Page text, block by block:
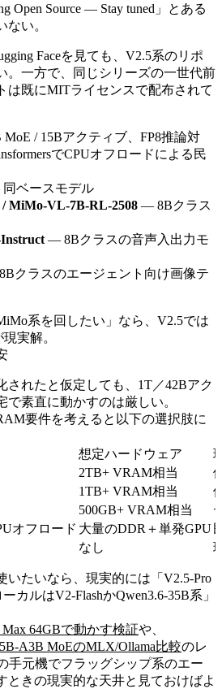
Open Source — Stay tuned」とある
い。
Faceを見ても、V2.5系のリポ
。一方で、同じシリーズの一世代前
は既にMITライセンスで配布されて
/ 15Bアクティブ、FP8推論対
でCPUオフロードによる民
ベースモデル
MiMo-VL-7B-RL-2508 — 8Bクラス
— 8Bクラスの音声入出力モ
クラスのエージェント向け画像テ
系を回したい」なら、V2.5では
実解。
されたと仮定しても、1T／42Bアク
素直に動かすのは厳しい。
要件を考えると以下の選択肢に
想定ハードウェア
2TB+ VRAM相当
1TB+ VRAM相当
500GB+ VRAM相当
オフロード 大量のDDR＋単発GPU
なし
いたいなら、現実的には「V2.5-Pro
カルはV2-FlashかQwen3.6-35B系」
64GBで動かす検証や、
A3B MoEのMLX/Ollama比較のレ
手元機でフラッグシップ系のエー
ときの現実的な天井と見ておけばよ